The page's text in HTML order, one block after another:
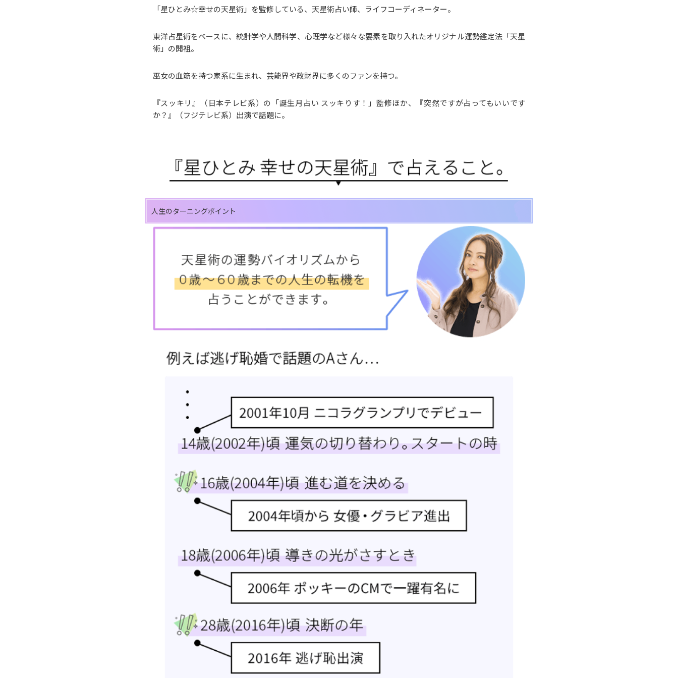
「星ひとみ☆幸せの天星術」を監修している、天星術占い師、ライフコーディネーター。
東洋占星術をベースに、統計学や人間科学、心理学など様々な要素を取り入れたオリジナル運勢鑑定法「天星
術」の開祖。
巫女の血筋を持つ家系に生まれ、芸能界や政財界に多くのファンを持つ。
『スッキリ』（日本テレビ系）の「誕生月占い スッキりす！」監修ほか、『突然ですが占ってもいいです
か？』（フジテレビ系）出演で話題に。
人生のターニングポイント